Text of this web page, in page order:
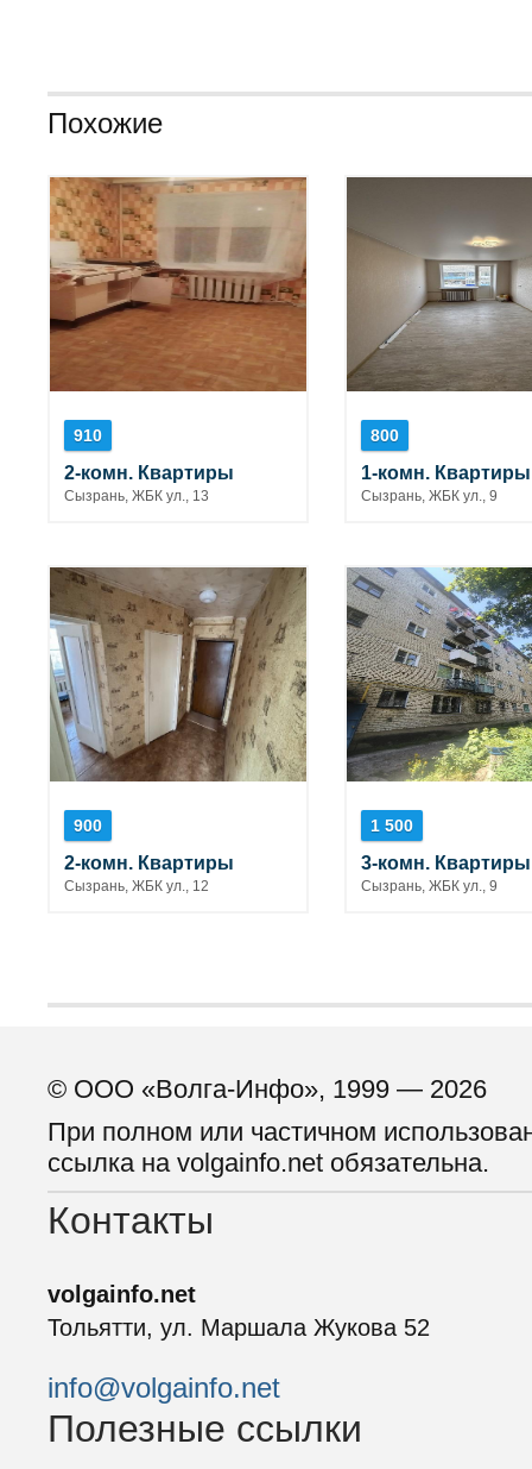
Похожие
910
2-комн. Квартиры
Сызрань, ЖБК ул., 13
800
1-комн. Квартиры
Сызрань, ЖБК ул., 9
900
2-комн. Квартиры
Сызрань, ЖБК ул., 12
1 500
3-комн. Квартиры
Сызрань, ЖБК ул., 9
© ООО «Волга-Инфо», 1999 — 2026
При полном или частичном
ссылка на volgainfo.net обязательна.
Контакты
volgainfo.net
Тольятти, ул. Маршала Жукова 52
info@volgainfo.net
Полезные ссылки